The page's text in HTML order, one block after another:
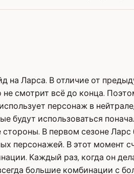
на Ларса. В отличие от
смотрит всё до конца.
персонаж в
будут использоваться
стороны. В первом сезоне
персонажей. В этот
Каждый раз, когда он
большие комбинации с